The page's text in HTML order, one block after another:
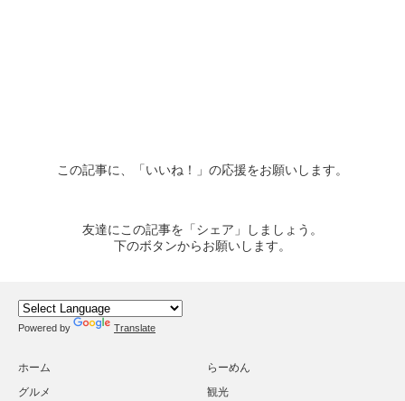
この記事に、「いいね！」の応援をお願いします。
友達にこの記事を「シェア」しましょう。
下のボタンからお願いします。
Powered by Translate
ホーム
らーめん
グルメ
観光